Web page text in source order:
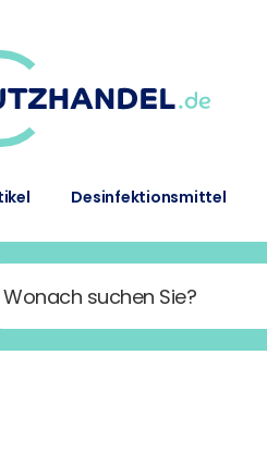
Desinfektionsmittel